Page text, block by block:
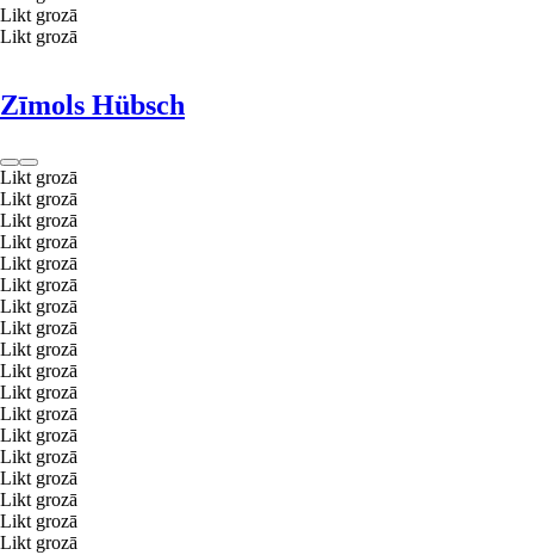
Likt grozā
Likt grozā
Zīmols Hübsch
Likt grozā
Likt grozā
Likt grozā
Likt grozā
Likt grozā
Likt grozā
Likt grozā
Likt grozā
Likt grozā
Likt grozā
Likt grozā
Likt grozā
Likt grozā
Likt grozā
Likt grozā
Likt grozā
Likt grozā
Likt grozā